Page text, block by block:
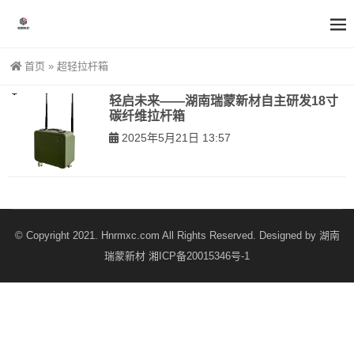
首页 » 超轻拉杆箱
轻启未来——湖南瑞蒙新材自主研发18寸
碳纤维拉杆箱
2025年5月21日 13:57
© Copyright 2021. Hnrmxc.com All Rights Reserved. Designed by 湖南
瑞蒙新材 湘ICP备20015346号-1